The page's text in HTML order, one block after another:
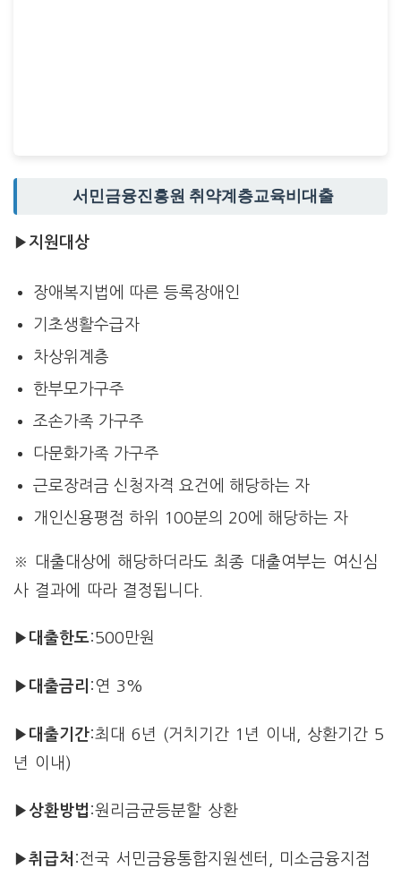
서민금융진흥원 취약계층교육비대출
▶지원대상
장애복지법에 따른 등록장애인
기초생활수급자
차상위계층
한부모가구주
조손가족 가구주
다문화가족 가구주
근로장려금 신청자격 요건에 해당하는 자
개인신용평점 하위 100분의 20에 해당하는 자
※ 대출대상에 해당하더라도 최종 대출여부는 여신심
사 결과에 따라 결정됩니다.
▶대출한도:500만원
▶대출금리 :연 3%
▶대출기간:최대 6년 (거치기간 1년 이내, 상환기간 5
년 이내)
▶상환방법 :원리금균등분할 상환
▶취급처 :전국 서민금융통합지원센터, 미소금융지점